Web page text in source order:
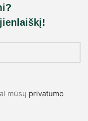
mūsų privatumo